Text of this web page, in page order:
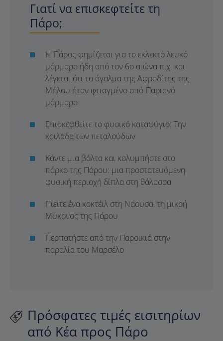
Γιατί να επισκεφτείτε τη
Πάρο;
Η Πάρος φημίζεται για το εκλεκτό λευκό
μάρμαρο ήδη από τον 6ο αιώνα π.χ. και
λέγεται ότι το άγαλμα της Αφροδίτης της
Μήλου ήταν φτιαγμένο από Παριανό
μάρμαρο
Επισκεφθείτε το φυσικό καταφύγιο: Την
κοιλάδα των πεταλούδων
Κάντε μια βόλτα και κολυμπήστε στο
πάρκο της Πάρου: μια προστατευόμενη
φυσική περιοχή δίπλα στη θάλασσα
Πιείτε ένα κοκτέιλ στη Νάουσα, τη μικρή
Μύκονος της Πάρου
Περπατήστε από την Παροικιά στην
παραλία του Μαρσέλο
Πρόσφατες τιμές εισιτηρίων
από Κέα προς Πάρο